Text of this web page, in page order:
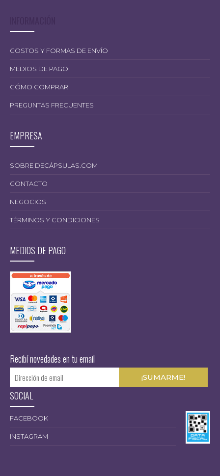
COSTOS Y FORMAS DE ENVÍO
MEDIOS DE PAGO
CÓMO COMPRAR
PREGUNTAS FRECUENTES
EMPRESA
SOBRE DECÁPSULAS.COM
CONTACTO
NEGOCIOS
TÉRMINOS Y CONDICIONES
MEDIOS DE PAGO
Recibí novedades en tu email
SOCIAL
FACEBOOK
INSTAGRAM